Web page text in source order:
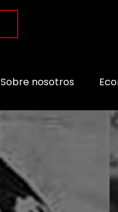
Sobre nosotros